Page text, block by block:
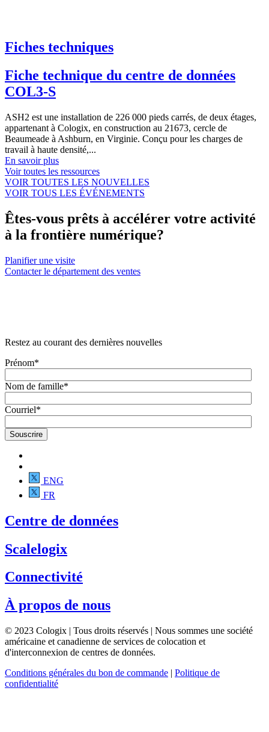
Fiches techniques
Fiche technique du centre de données
COL3-S
ASH2 est une installation de 226 000 pieds carrés, de deux étages,
appartenant à Cologix, en construction au 21673, cercle de
Beaumeade à Ashburn, en Virginie. Conçu pour les charges de
travail à haute densité,...
En savoir plus
Voir toutes les ressources
VOIR TOUTES LES NOUVELLES
VOIR TOUS LES ÉVÉNEMENTS
Êtes-vous prêts à accélérer votre activité
à la frontière numérique?
Planifier une visite
Contacter le département des ventes
Restez au courant des dernières nouvelles
Prénom*
Nom de famille*
Courriel*
ENG
FR
Centre de données
Scalelogix
Connectivité
À propos de nous
© 2023 Cologix | Tous droits réservés | Nous sommes une société
américaine et canadienne de services de colocation et
d'interconnexion de centres de données.
Conditions générales du bon de commande | Politique de
confidentialité